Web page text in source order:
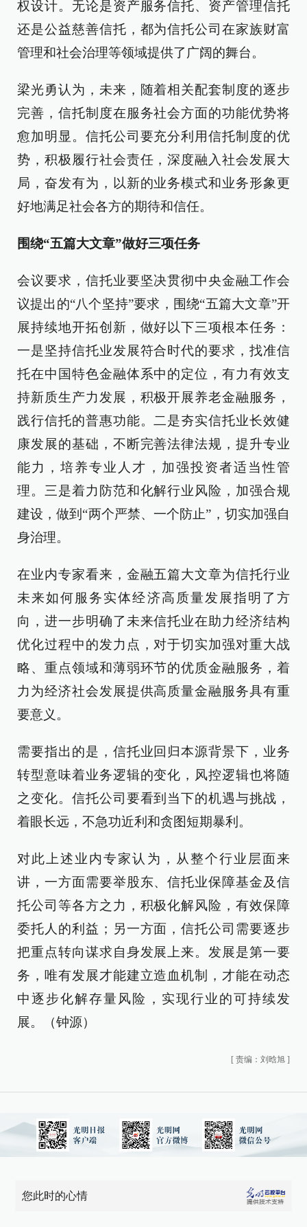
权设计。无论是资产服务信托、资产管理信托
还是公益慈善信托，都为信托公司在家族财富
管理和社会治理等领域提供了广阔的舞台。
梁光勇认为，未来，随着相关配套制度的逐步
完善，信托制度在服务社会方面的功能优势将
愈加明显。信托公司要充分利用信托制度的优
势，积极履行社会责任，深度融入社会发展大
局，奋发有为，以新的业务模式和业务形象更
好地满足社会各方的期待和信任。
围绕“五篇大文章”做好三项任务
会议要求，信托业要坚决贯彻中央金融工作会
议提出的“八个坚持”要求，围绕“五篇大文章”开
展持续地开拓创新，做好以下三项根本任务：
一是坚持信托业发展符合时代的要求，找准信
托在中国特色金融体系中的定位，有力有效支
持新质生产力发展，积极开展养老金融服务，
践行信托的普惠功能。二是夯实信托业长效健
康发展的基础，不断完善法律法规，提升专业
能力，培养专业人才，加强投资者适当性管
理。三是着力防范和化解行业风险，加强合规
建设，做到“两个严禁、一个防止”，切实加强自
身治理。
在业内专家看来，金融五篇大文章为信托行业
未来如何服务实体经济高质量发展指明了方
向，进一步明确了未来信托业在助力经济结构
优化过程中的发力点，对于切实加强对重大战
略、重点领域和薄弱环节的优质金融服务，着
力为经济社会发展提供高质量金融服务具有重
要意义。
需要指出的是，信托业回归本源背景下，业务
转型意味着业务逻辑的变化，风控逻辑也将随
之变化。信托公司要看到当下的机遇与挑战，
着眼长远，不急功近利和贪图短期暴利。
对此上述业内专家认为，从整个行业层面来
讲，一方面需要举股东、信托业保障基金及信
托公司等各方之力，积极化解风险，有效保障
委托人的利益；另一方面，信托公司需要逐步
把重点转向谋求自身发展上来。发展是第一要
务，唯有发展才能建立造血机制，才能在动态
中逐步化解存量风险，实现行业的可持续发
展。（钟源）
[ 责编：刘晗旭 ]
您此时的心情